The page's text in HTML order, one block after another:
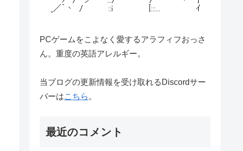
PCゲームをこよなく愛するアラフィフおっさ
ん。重度の英語アレルギー。
当ブログの更新情報を受け取れるDiscordサー
バーはこちら 。
最近のコメント